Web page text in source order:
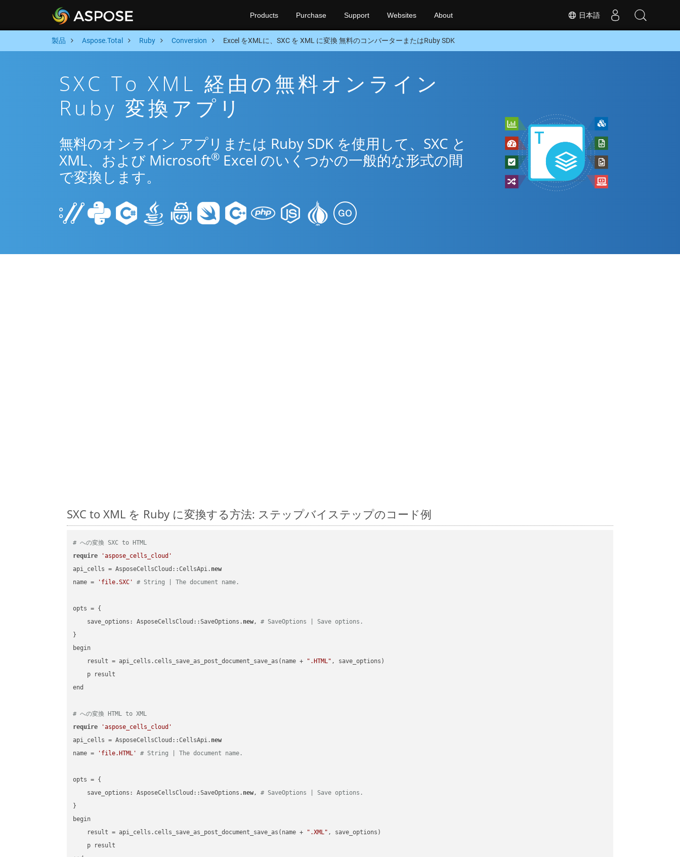
日本語
Products Purchase Support Websites About
製品 Aspose.Total Ruby Conversion Excel をXMLに、SXC を XML に変換 無料のコンバーターまたはRuby SDK
SXC To XML 経由の無料オンライン
Ruby 変換アプリ
無料のオンライン アプリまたは Ruby SDK を使用して、SXC と
XML、および Microsoft® Excel のいくつかの一般的な形式の間
で変換します。
SXC to XML を Ruby に変換する方法: ステップバイステップのコード例
# への変換 SXC to HTML
require
'aspose_cells_cloud'
api_cells = AsposeCellsCloud::CellsApi. new
name =
'file.SXC' # String | The document name.
opts = {
    save_options: AsposeCellsCloud::SaveOptions.
new, # SaveOptions | Save options.
}
begin
    result = api_cells.cells_save_as_post_document_save_as(name +
".HTML" , save_options)
    p result
end
# への変換 HTML to XML
require
'aspose_cells_cloud'
api_cells = AsposeCellsCloud::CellsApi. new
name =
'file.HTML' # String | The document name.
opts = {
    save_options: AsposeCellsCloud::SaveOptions.
new, # SaveOptions | Save options.
}
begin
    result = api_cells.cells_save_as_post_document_save_as(name +
".XML" , save_options)
    p result